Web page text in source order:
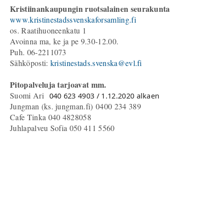
Kristiinankaupungin ruotsalainen seurakunta
www.kristinestadssvenskaforsamling.fi
os. Raatihuoneenkatu 1
Avoinna ma, ke ja pe 9.30-12.00.
Puh. 06-2211073
Sähköposti: kristinestads.svenska@evl.fi
Pitopalveluja tarjoavat mm.
Suomi Ari 040 623 4903 / 1.12.2020 alkaen
Jungman (ks. jungman.fi) 0400 234 389
Cafe Tinka 040 4828058
Juhlapalveu Sofia 050 411 5560